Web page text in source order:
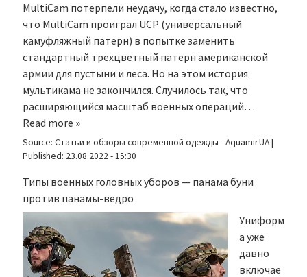
MultiCam потерпели неудачу, когда стало известно,
что MultiCam проиграл UCP (универсальный
камуфляжный патерн) в попытке заменить
стандартный трехцветный патерн американской
армии для пустыни и леса. Но на этом история
мультикама не закончился. Случилось так, что
расширяющийся масштаб военных операций…
Read more »
Source: Статьи и обзоры современной одежды - Aquamir.UA|
Published: 23.08.2022 - 15:30
Типы военных головных уборов — панама буни
против панамы-ведро
Униформ
а уже
давно
включае